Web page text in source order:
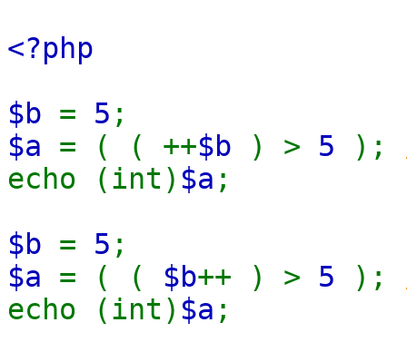
<?php
$b = 5 ;
$a = ( ( ++$b ) > 5 );
echo (int) $a ;
$b = 5 ;
$a = ( ( $b++ ) > 5 );
echo (int) $a ;